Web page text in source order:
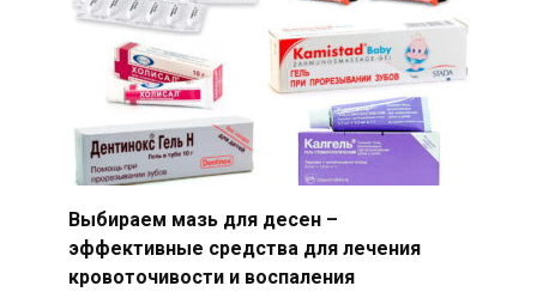
Выбираем мазь для десен –
эффективные средства для лечения
кровоточивости и воспаления